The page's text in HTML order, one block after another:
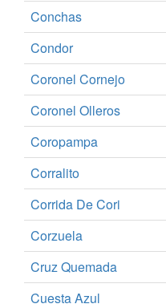
Conchas
Condor
Coronel Cornejo
Coronel Olleros
Coropampa
Corralito
Corrida De Cori
Corzuela
Cruz Quemada
Cuesta Azul